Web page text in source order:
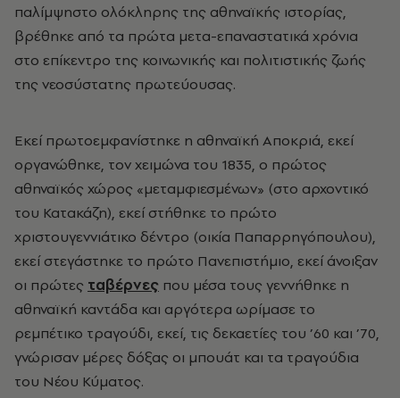
παλίμψηστο ολόκληρης της αθηναϊκής ιστορίας,
βρέθηκε από τα πρώτα μετα-επαναστατικά χρόνια
στο επίκεντρο της κοινωνικής και πολιτιστικής ζωής
της νεοσύστατης πρωτεύουσας.
Εκεί πρωτοεμφανίστηκε η αθηναϊκή Αποκριά, εκεί
οργανώθηκε, τον χειμώνα του 1835, ο πρώτος
αθηναϊκός χώρος «μεταμφιεσμένων» (στο αρχοντικό
του Κατακάζη), εκεί στήθηκε το πρώτο
χριστουγεννιάτικο δέντρο (οικία Παπαρρηγόπουλου),
εκεί στεγάστηκε το πρώτο Πανεπιστήμιο, εκεί άνοιξαν
οι πρώτες ταβέρνες που μέσα τους γεννήθηκε η
αθηναϊκή καντάδα και αργότερα ωρίμασε το
ρεμπέτικο τραγούδι, εκεί, τις δεκαετίες του ’60 και ’70,
γνώρισαν μέρες δόξας οι μπουάτ και τα τραγούδια
του Νέου Κύματος.